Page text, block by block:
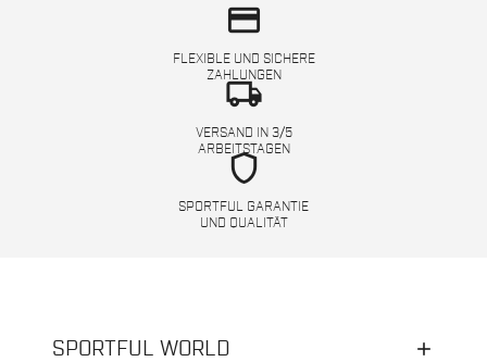
credit_card
FLEXIBLE UND SICHERE
ZAHLUNGEN
local_shipping
VERSAND IN 3/5
ARBEITSTAGEN
shield
SPORTFUL GARANTIE
UND QUALITÄT
SPORTFUL WORLD